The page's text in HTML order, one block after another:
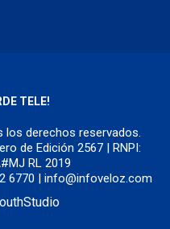
TELE!
los derechos reservados.
de Edición 2567 | RNPI:
RL 2019
6770 | info@infoveloz.com